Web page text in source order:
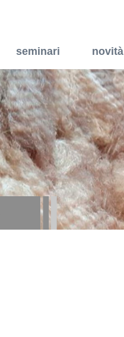
seminari novità